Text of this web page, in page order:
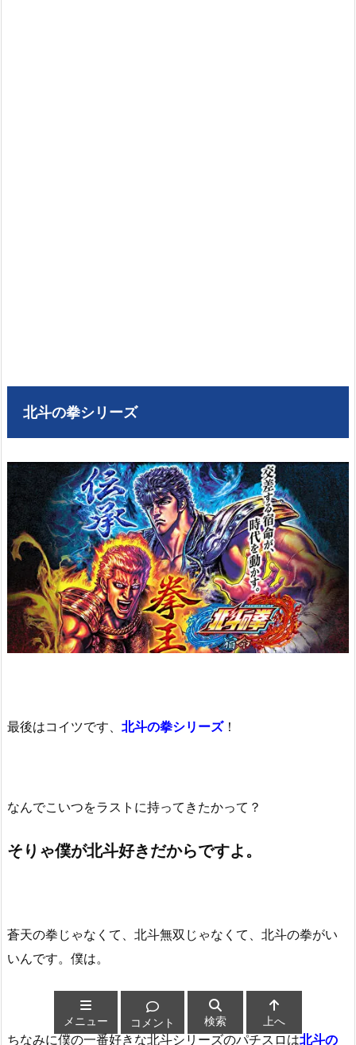
北斗の拳シリーズ
最後はコイツです、 北斗の拳シリーズ！
なんでこいつをラストに持ってきたかって？
そりゃ僕が北斗好きだからですよ。
蒼天の拳じゃなくて、北斗無双じゃなくて、北斗の拳がい
いんです。僕は。
ちなみに僕の一番好きな北斗シリーズのパチスロは北斗の
メニュー コメント 検索 上へ